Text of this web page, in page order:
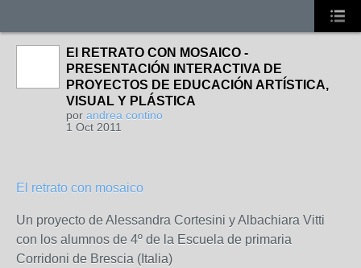
El RETRATO CON MOSAICO -
PRESENTACIÓN INTERACTIVA DE
PROYECTOS DE EDUCACIÓN ARTÍSTICA,
VISUAL Y PLÁSTICA
por andrea contino
1 Oct 2011
El retrato con mosaico
Un proyecto de Alessandra Cortesini y Albachiara Vitti
con los alumnos de 4º de la Escuela de primaria
Corridoni de Brescia (Italia)